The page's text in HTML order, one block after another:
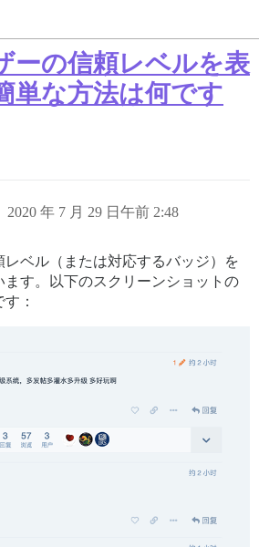
ーの信頼レベルを表
単な方法は何です
2020 年 7 月 29 日午前 2:48
ベル（または対応するバッジ）を
す。以下のスクリーンショットの
：